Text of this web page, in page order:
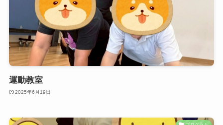
運動教室
2025年6月19日